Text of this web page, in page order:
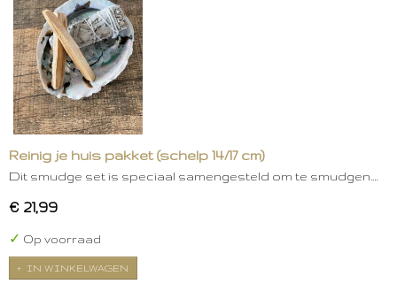
Reinig je huis pakket (schelp 14/17 cm)
Dit smudge set is speciaal samengesteld om te smudgen.…
€ 21,99
✓ Op voorraad
IN WINKELWAGEN